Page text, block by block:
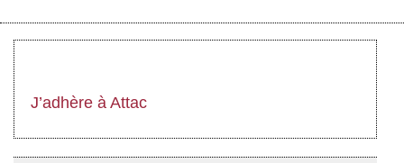
J’adhère à Attac